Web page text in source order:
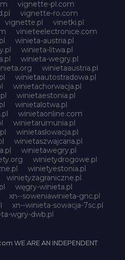
vignette-pl.com
vignette-ro.com
vignette.pl
vinetki.pl
vinieteelectronice.com
winieta-austria.pl
winieta-litwa.pl
winieta-wegry.pl
winietaaustria.pl
winietaautostradowa.pl
winietachorwacja.pl
winietaestonia.pl
winietalotwa.pl
winietaonline.com
winietarumunia.pl
winietaslowacja.pl
winietaszwajcaria.pl
winietawegry.pl
winietydrogowe.pl
winietyestonia.pl
winietyzagraniczne.pl
węgry-winieta.pl
xn--soweniawinieta-gnc.pl
xn--winieta-sowacja-7sc.pl
wgry-dwb.pl
WE ARE AN INDEPENDENT